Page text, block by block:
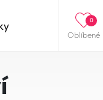
Oblíbené
0